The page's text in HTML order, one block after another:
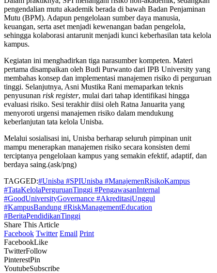
pengendalian mutu akademik berada di bawah Badan Penjaminan
Mutu (BPM). Adapun pengelolaan sumber daya manusia,
keuangan, serta aset menjadi kewenangan badan pengelola,
sehingga kolaborasi antarunit menjadi kunci keberhasilan tata kelola
kampus.
Kegiatan ini menghadirkan tiga narasumber kompeten. Materi
pertama disampaikan oleh Budi Purwanto dari IPB University yang
membahas konsep dan implementasi manajemen risiko di perguruan
tinggi. Selanjutnya, Asni Mustika Rani memaparkan teknis
penyusunan risk register, mulai dari tahap identifikasi hingga
evaluasi risiko. Sesi terakhir diisi oleh Ratna Januarita yang
menyoroti urgensi manajemen risiko dalam mendukung
keberlanjutan tata kelola Unisba.
Melalui sosialisasi ini, Unisba berharap seluruh pimpinan unit
mampu menerapkan manajemen risiko secara konsisten demi
terciptanya pengelolaan kampus yang semakin efektif, adaptif, dan
berdaya saing.(ask/png)
TAGGED:#Unisba #SPIUnisba #ManajemenRisikoKampus
#TataKelolaPerguruanTinggi #PengawasanInternal
#GoodUniversityGovernance #AkreditasiUnggul
#KampusBandung #RiskManagementEducation
#BeritaPendidikanTinggi
Share This Article
Facebook Twitter Email Print
FacebookLike
TwitterFollow
PinterestPin
YoutubeSubscribe